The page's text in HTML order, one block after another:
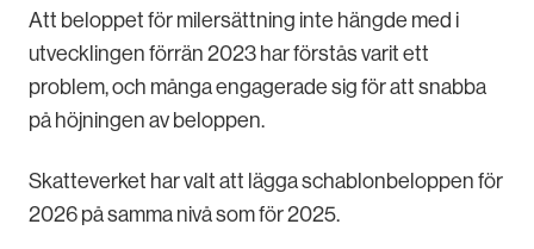
Att beloppet för milersättning inte hängde med i
utvecklingen förrän 2023 har förstås varit ett
problem, och många engagerade sig för att snabba
på höjningen av beloppen.
Skatteverket har valt att lägga schablonbeloppen för
2026 på samma nivå som för 2025.